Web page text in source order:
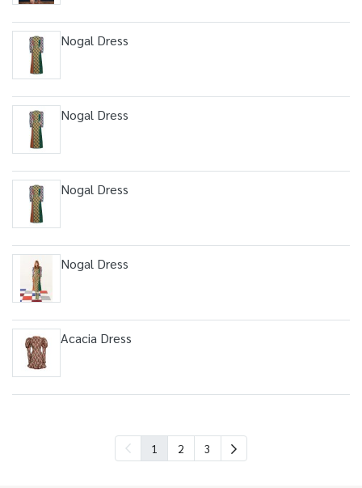
Nogal Dress
Nogal Dress
Nogal Dress
Nogal Dress
Acacia Dress
1 2 3